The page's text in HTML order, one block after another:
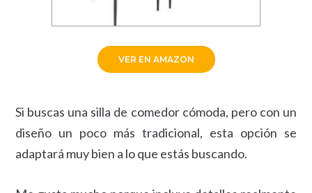
VER EN AMAZON
Si buscas una silla de comedor cómoda, pero con un
diseño un poco más tradicional, esta opción se
adaptará muy bien a lo que estás buscando.